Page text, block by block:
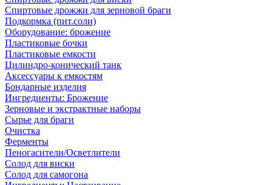
Спиртовые дрожжи для зерновой браги
Подкормка (пит.соли)
Оборудование: брожение
Пластиковые бочки
Пластиковые емкости
Цилиндро-конический танк
Аксессуары к емкостям
Бондарные изделия
Ингредиенты: Брожение
Зерновые и экстрактные наборы
Сырье для браги
Очистка
Ферменты
Пеногасители/Осветлители
Солод для виски
Солод для самогона